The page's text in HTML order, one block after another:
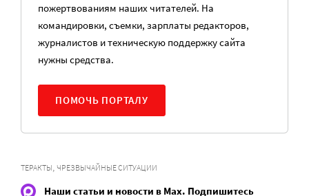
пожертвованиям наших читателей. На
командировки, съемки, зарплаты редакторов,
журналистов и техническую поддержку сайта
нужны средства.
ПОМОЧЬ ПОРТАЛУ
ТЕРАКТЫ ЧРЕЗВЫЧАЙНЫЕ СИТУАЦИИ
Наши статьи и новости в Max. Подпишитесь